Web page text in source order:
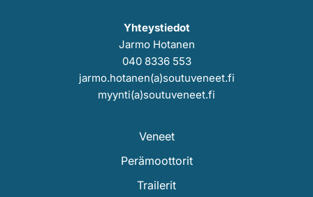
Yhteystiedot
Jarmo Hotanen
040 8336 553
jarmo.hotanen(a)soutuveneet.fi
myynti(a)soutuveneet.fi
Veneet
Perämoottorit
Trailerit